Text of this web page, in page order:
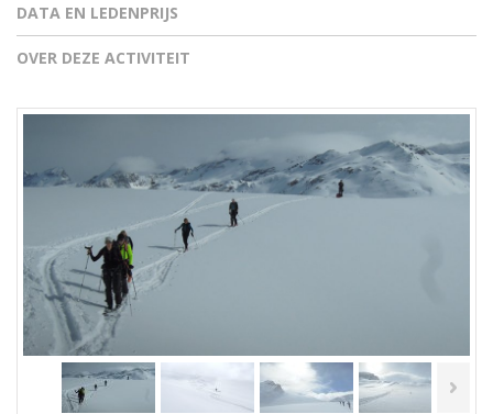
DATA EN LEDENPRIJS
OVER DEZE ACTIVITEIT